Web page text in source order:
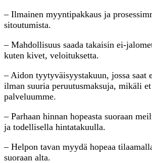
– Ilmainen myyntipakkaus ja
sitoutumista.
– Mahdollisuus saada takaisin ei-
kuten kivet, veloituksetta.
– Aidon tyytyväisyystakuun, jossa saat
ilman suuria peruutusmaksuja, mikäli
palveluumme.
– Parhaan hinnan hopeasta suoraan
ja todellisella hintatakuulla.
– Helpon tavan myydä hopeaa
suoraan alta.